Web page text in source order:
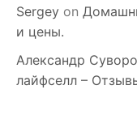
Sergey on
и цены.
Александр
лайфселл –